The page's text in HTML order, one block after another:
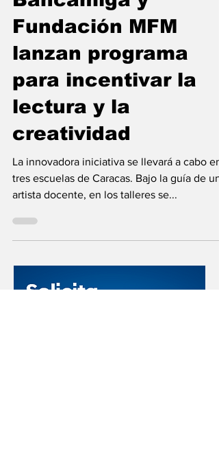
Bancamiga y
Fundación MFM
lanzan programa
para incentivar la
lectura y la
creatividad
La innovadora iniciativa se llevará a cabo en
tres escuelas de Caracas. Bajo la guía de un